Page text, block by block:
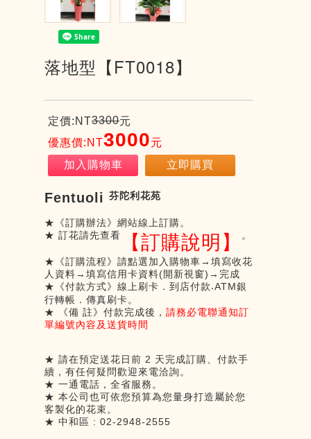
落地型【FT0018】
定價:NT3300元
優惠價:NT3000元
加入購物車
立即購買
Fentuoli 芬陀利花苑
★《訂購辦法》網站線上訂購。
★ 訂花請先查看
【訂購說明】 。
★《訂購流程》請點選加入購物車→填寫收花
人資料→填寫信用卡資料(開新視窗) → 完成
★《付款方式》線上刷卡．到店付款‧ATM銀
行轉帳．傳真刷卡。
★ 《備 註》付款完成後， 請務必電聯通知訂
單編號內容及送貨時間
★ 請在預定送花日前 2 天完成訂購、付款手
續，有任何疑問歡迎來電洽詢。
★ 一通電話，全省服務。
★ 本公司也可依您預算為您量身打造屬於您
客製化的花束。
★ 中和區 : 02-2948-2555